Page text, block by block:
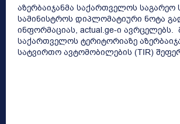
აზერბაიჯანმა საქართველოს საგარეო
სამინისტროს დიპლომატიური ნოტა
ინფორმაციას, actual.ge-ი ავრცელებს.
საქართველოს ტერიტორიაზე
სატვირთო ავტომობილების (TIR)